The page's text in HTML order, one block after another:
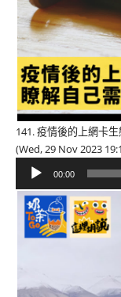
141. 疫情後的上網卡
(Wed, 29 Nov 2023
播
器
00:00